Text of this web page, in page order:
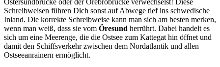
Östersundbrücke oder der Örebrobrücke verwechselst! Diese
Schreibweisen führen Dich sonst auf Abwege tief ins schwedische
Inland. Die korrekte Schreibweise kann man sich am besten merken,
wenn man weiß, dass sie vom Öresund herrührt. Dabei handelt es
sich um eine Meerenge, die die Ostsee zum Kattegat hin öffnet und
damit den Schiffsverkehr zwischen dem Nordatlantik und allen
Ostseeanrainern ermöglicht.